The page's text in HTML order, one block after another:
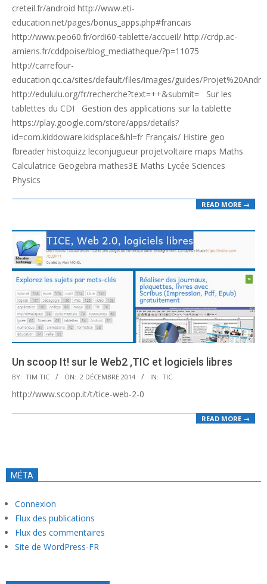
creteil.fr/android http://www.eti-
education.net/pages/bonus_apps.php#francais
http://www.peo60.fr/ordi60-tablette/accueil/ http://crdp.ac-
amiens.fr/cddpoise/blog_mediatheque/?p=11075
http://carrefour-
education.qc.ca/sites/default/files/images/guides/
http://edululu.org/fr/recherche?text=++&submit= Sur les
tablettes du CDI Gestion des applications sur la tablette
https://play.google.com/store/apps/details?
id=com.kiddoware.kidsplace&hl=fr Français/ Histire geo
fbreader histoquizz leconjugueur projetvoltaire maps Maths
Calculatrice Geogebra mathes3E Maths Lycée Sciences
Physics
READ MORE →
Un scoop It! sur le Web2 ,TIC et logiciels libres
2014-
12-
BY: TIM TIC ON: 2 DÉCEMBRE 2014 IN: TIC
http://www.scoop.it/t/tice-web-2-0
READ MORE →
MÉTA
Connexion
Flux des publications
Flux des commentaires
Site de WordPress-FR